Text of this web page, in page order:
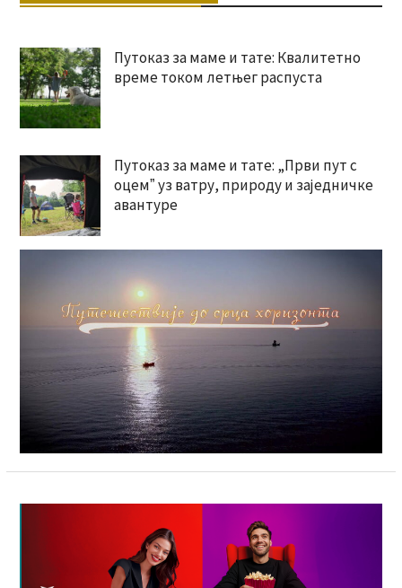
Путоказ за маме и тате: Квалитетно
време током летњег распуста
Путоказ за маме и тате: „Први пут с
оцемˮ уз ватру, природу и заједничке
авантуре